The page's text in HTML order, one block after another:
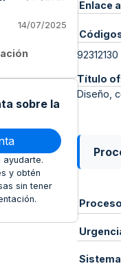
14/07/2025
sobre la
ayudarte.
y obtén
sin tener
Enlace
92312130
Título
Diseño,
Proceso